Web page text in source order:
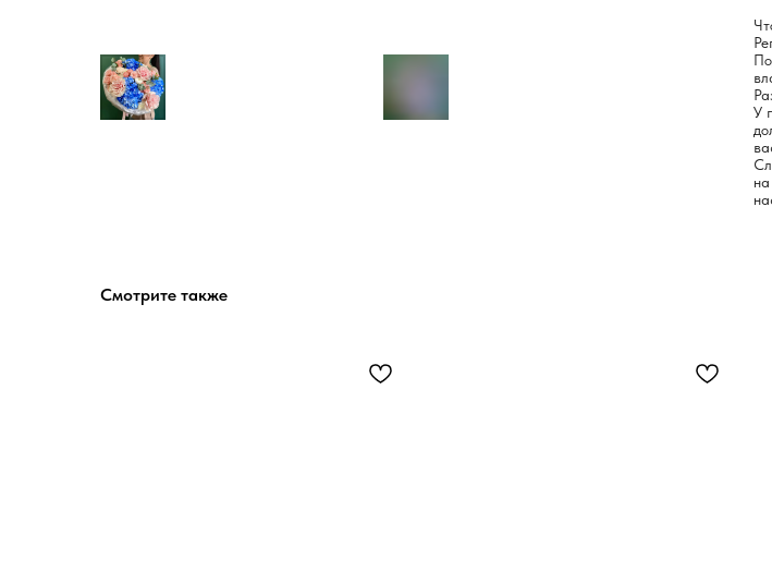
У
Смотрите также